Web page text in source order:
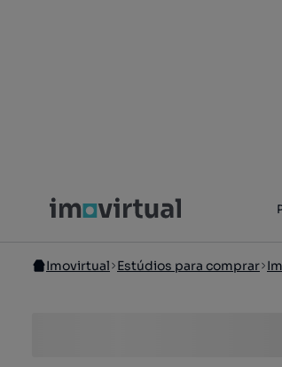
Imovirtual Estúdios para comprar